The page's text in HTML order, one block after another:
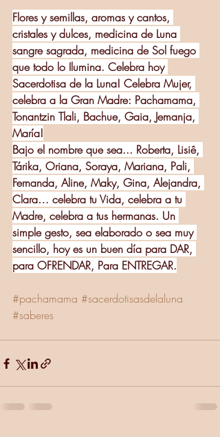
Flores y semillas, aromas y cantos,
cristales y dulces, medicina de Luna
sangre sagrada, medicina de Sol fuego
que todo lo Ilumina. Celebra hoy
Sacerdotisa de la Luna! Celebra Mujer,
celebra a la Gran Madre: Pachamama,
Tonantzin Tlali, Bachue, Gaia, Jemanja,
María!
Bajo el nombre que sea... Roberta, Lisiê,
Tárika, Oriana, Soraya, Mariana, Pali,
Fernanda, Aline, Maky, Gina, Alejandra,
Clara… celebra tu Vida, celebra a tu
Madre, celebra a tus hermanas. Un
simple gesto, sea elaborado o sea muy
sencillo, hoy es un buen día para DAR,
para OFRENDAR, Para ENTREGAR.
#pachamama #sacerdotisasdelaluna
#saberes